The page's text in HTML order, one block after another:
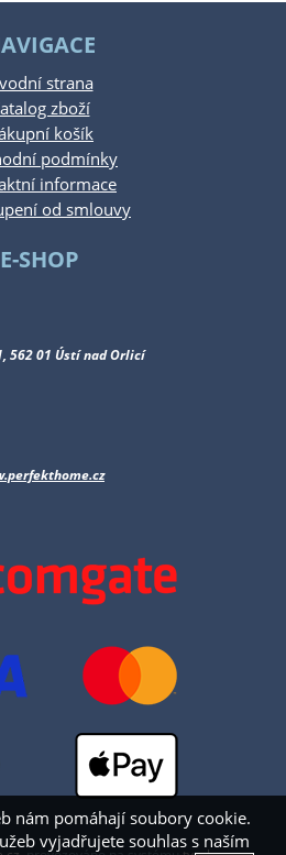
strana
zboží
košík
podmínky
informace
od smlouvy
E-SHOP
562 01 Ústí nad Orlicí
nám pomáhají soubory cookie.
vyjadřujete souhlas s naším